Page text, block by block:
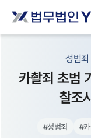
성범
카촬죄 초범
찰조
#성범죄 #